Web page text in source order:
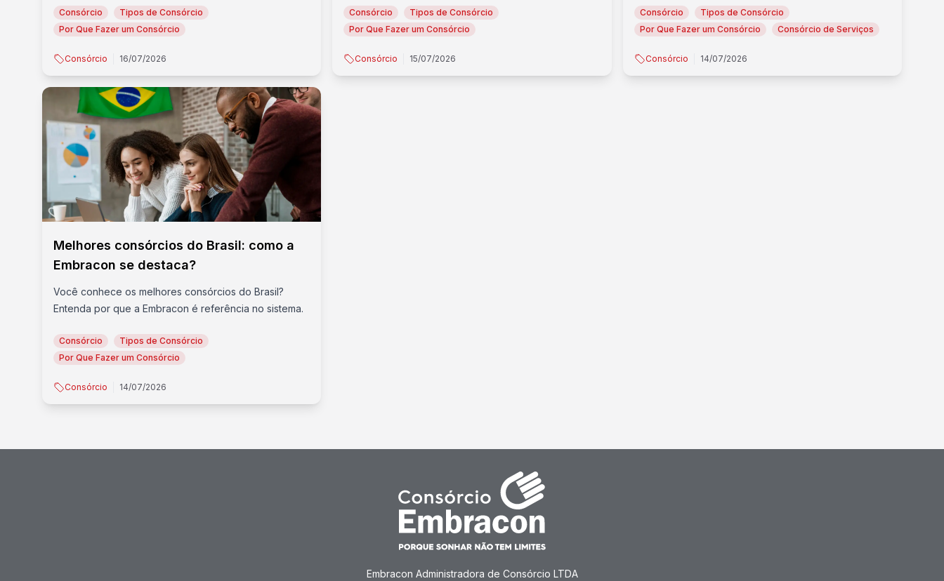
Consórcio
Tipos de Consórcio
Por Que Fazer um Consórcio
Consórcio 16/07/2026
Consórcio
Tipos de Consórcio
Por Que Fazer um Consórcio
Consórcio 15/07/2026
Consórcio
Tipos de Consórcio
Por Que Fazer um Consórcio
Consórcio de Serviços
Consórcio 14/07/2026
Melhores consórcios do Brasil: como a
Embracon se destaca?
Você conhece os melhores consórcios do Brasil?
Entenda por que a Embracon é referência no sistema.
Consórcio
Tipos de Consórcio
Por Que Fazer um Consórcio
Consórcio 14/07/2026
Embracon Administradora de Consórcio LTDA